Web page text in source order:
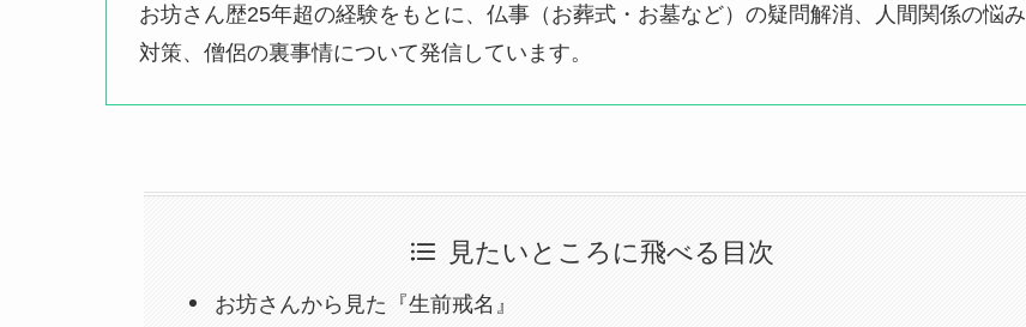
お坊さん歴25年超の経験をもとに、仏事（お葬式・お墓など）の疑問解消、人間関係の悩み
対策、僧侶の裏事情について発信しています。
見たいところに飛べる目次
お坊さんから見た『生前戒名』